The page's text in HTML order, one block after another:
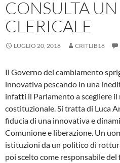
CONSULTA
CLERICALE
LUGLIO 20, 2018 CRITLIB18
Il Governo del cambiamento
innovativa pescando in una
infatti il Parlamento a scegliere
costituzionale. Si tratta di Luca
fiducia di una innovativa e
Comunione e liberazione. Un
istituzioni da un politico di
poi scelto come responsabile